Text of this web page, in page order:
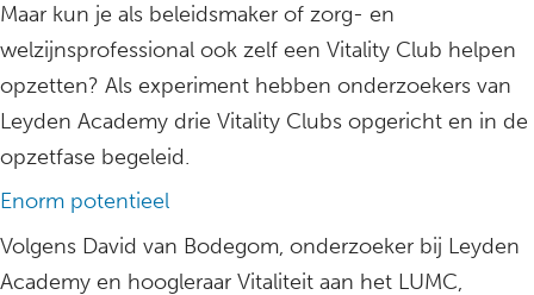
Maar kun je als beleidsmaker of zorg- en
welzijnsprofessional ook zelf een Vitality Club helpen
opzetten? Als experiment hebben onderzoekers van
Leyden Academy drie Vitality Clubs opgericht en in de
opzetfase begeleid.
Enorm potentieel
Volgens David van Bodegom, onderzoeker bij Leyden
Academy en hoogleraar Vitaliteit aan het LUMC,